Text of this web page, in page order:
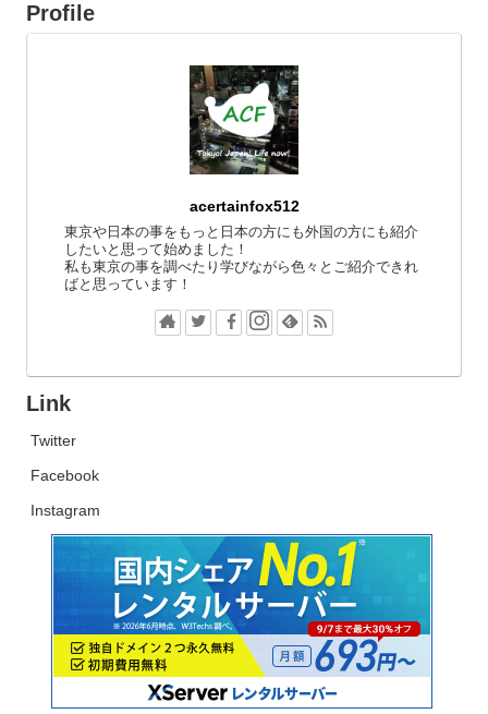
Profile
acertainfox512
東京や日本の事をもっと日本の方にも外国の方にも紹介
したいと思って始めました！
私も東京の事を調べたり学びながら色々とご紹介できれ
ばと思っています！
Link
Twitter
Facebook
Instagram